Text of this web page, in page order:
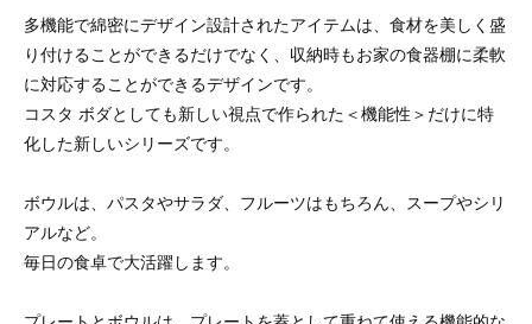
多機能で綿密にデザイン設計されたアイテムは、食材を美しく盛
り付けることができるだけでなく、収納時もお家の食器棚に柔軟
に対応することができるデザインです。
コスタ ボダとしても新しい視点で作られた＜機能性＞だけに特
化した新しいシリーズです。
ボウルは、パスタやサラダ、フルーツはもちろん、スープやシリ
アルなど。
毎日の食卓で大活躍します。